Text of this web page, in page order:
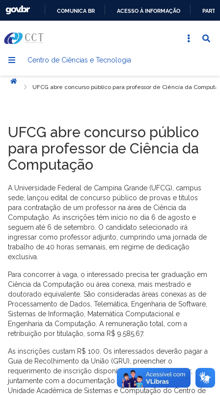
CONTEÚDO
COMUNICA BR ACESSO À INFORMAÇÃO
Centro de Ciências e Tecnologia
Início
UFCG abre concurso público para professor de Ciência da
UFCG abre concurso público
para professor de Ciência da
Computação
A Universidade Federal de Campina Grande (UFCG), campus
sede, lançou edital de concurso público de provas e títulos
para contratação de um professor na área de Ciência da
Computação. As inscrições têm início no dia 6 de agosto e
seguem até 6 de setembro. O candidato selecionado irá
ingressar como professor adjunto, cumprindo uma jornada de
trabalho de 40 horas semanais, em regime de dedicação
exclusiva.
Para concorrer à vaga, o interessado precisa ter graduação em
Ciência da Computação ou área conexa, mais mestrado e
doutorado equivalente. São consideradas áreas conexas as de
Processamento de Dados, Telemática, Engenharia de Software,
Sistemas de Informação, Matemática Computacional e
Engenharia da Computação. A remuneração total, com a
retribuição por titulação, soma R$ 9.585,67.
As inscrições custam R$ 100. Os interessados deverão pagar a
Guia de Recolhimento da União (GRU), preencher o
requerimento de inscrição disponível no edital e se dirigir,
juntamente com a documentação exigida, à Secretaria da
Unidade Acadêmica de Sistemas e Computação do Centro de